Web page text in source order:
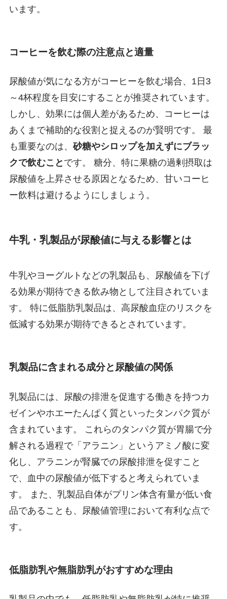
います。
コーヒーを飲む際の注意点と適量
尿酸値が気になる方がコーヒーを飲む場合、1日3
～4杯程度を目安にすることが推奨されています。
しかし、効果には個人差があるため、コーヒーは
あくまで補助的な役割と捉えるのが賢明です。 最
も重要なのは、砂糖やシロップを加えずにブラッ
クで飲むこと です。 糖分、特に果糖の過剰摂取は
尿酸値を上昇させる原因となるため、甘いコーヒ
ー飲料は避けるようにしましょう。
牛乳・乳製品が尿酸値に与える影響とは
牛乳やヨーグルトなどの乳製品も、尿酸値を下げ
る効果が期待できる飲み物として注目されていま
す。 特に低脂肪乳製品は、高尿酸血症のリスクを
低減する効果が期待できるとされています。
乳製品に含まれる成分と尿酸値の関係
乳製品には、尿酸の排泄を促進する働きを持つカ
ゼインやホエーたんぱく質といったタンパク質が
含まれています。 これらのタンパク質が胃腸で分
解される過程で「アラニン」というアミノ酸に変
化し、アラニンが腎臓での尿酸排泄を促すこと
で、血中の尿酸値が低下すると考えられていま
す。 また、乳製品自体がプリン体含有量が低い食
品であることも、尿酸値管理において有利な点で
す。
低脂肪乳や無脂肪乳がおすすめな理由